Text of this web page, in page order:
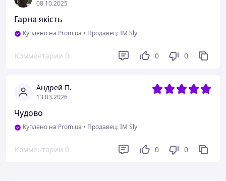
Для риб що харчуються на поверхні.
08.10.2025
Гарна якість
Куплено на Prom.ua • Продавец: IM Sly
Комментарии 0 0 0
Андрей П.
13.03.2026
Чудово
Куплено на Prom.ua • Продавец: IM Sly
Комментарии 0 0 0